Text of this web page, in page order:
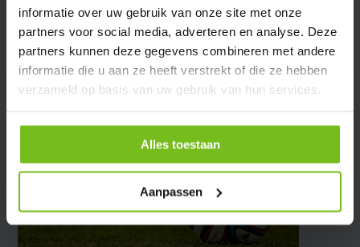
informatie over uw gebruik van onze site met onze
partners voor social media, adverteren en analyse. Deze
partners kunnen deze gegevens combineren met andere
informatie die u aan ze heeft verstrekt of die ze hebben
verzameld op basis van uw gebruik van hun services.
Alles toestaan
Aanpassen
Delen